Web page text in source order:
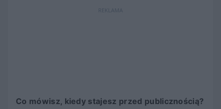
REKLAMA
Co mówisz, kiedy stajesz przed publicznością?